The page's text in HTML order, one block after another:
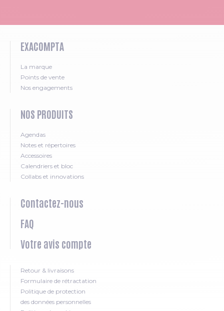
EXACOMPTA
La marque
Points de vente
Nos engagements
NOS PRODUITS
Agendas
Notes et répertoires
Accessoires
Calendriers et bloc
Collabs et innovations
Contactez-nous
FAQ
Votre avis compte
Retour & livraisons
Formulaire de rétractation
Politique de protection
des données personnelles